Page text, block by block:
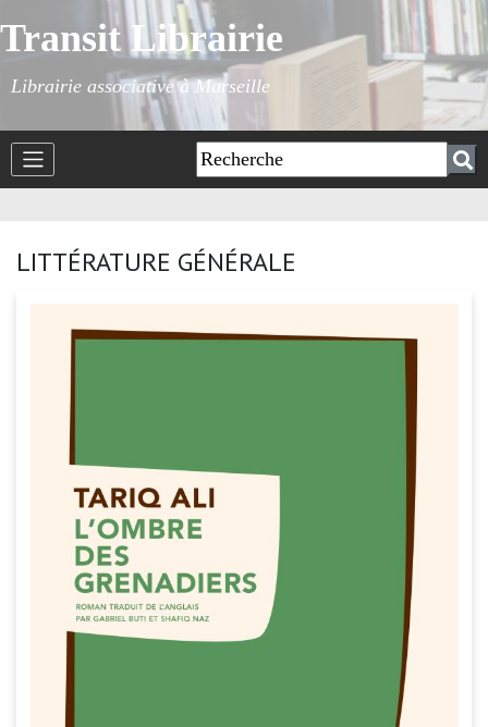
Transit Librairie
Librairie associative à Marseille
LITTÉRATURE GÉNÉRALE